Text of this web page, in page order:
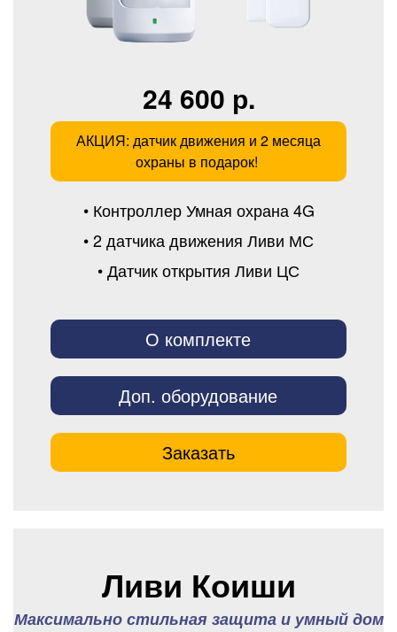
24 600 р.
АКЦИЯ: датчик движения и 2 месяца
охраны в подарок!
• Контроллер Умная охрана 4G
• 2 датчика движения Ливи МС
• Датчик открытия Ливи ЦС
О комплекте
Доп. оборудование
Заказать
Ливи Коиши
Максимально стильная защита и умный дом